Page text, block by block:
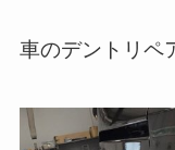
車のデントリペ